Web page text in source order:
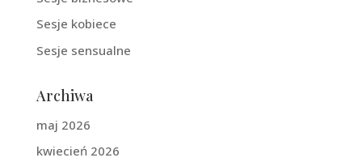
Sesje kobiece
Sesje sensualne
Archiwa
maj 2026
kwiecień 2026